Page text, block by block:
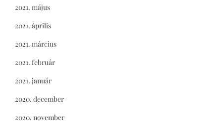
2021. május
2021. április
2021. március
2021. február
2021. január
2020. december
2020. november